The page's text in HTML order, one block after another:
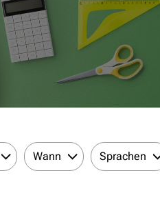
Wann Sprachen